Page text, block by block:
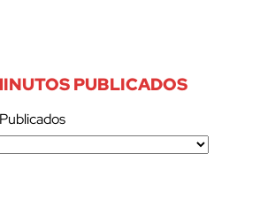
PUBLICADOS